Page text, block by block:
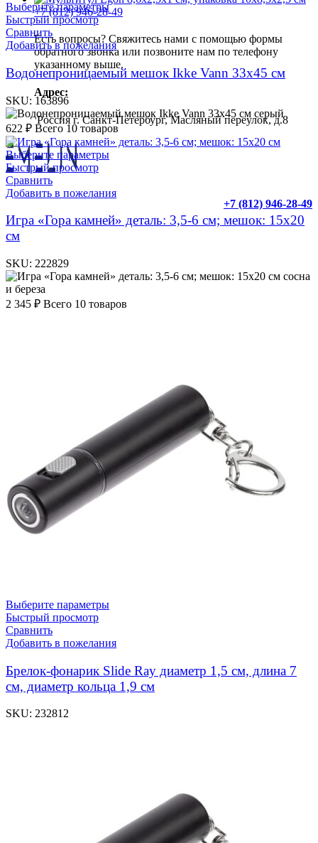
+7 (812) 946-28-49
Есть вопросы? Свяжитесь нами с помощью формы
обратного звонка или позвоните нам по телефону
указанному выше.
Адрес:
Россия г. Санкт-Петербург, Масляный переулок, д.8
+7 (812) 946-28-49
Выберите параметры
Быстрый просмотр
Сравнить
Добавить в пожелания
Водонепроницаемый мешок Ikke Vann 33х45 см
SKU: 163896
серый
622 ₽ Всего 10 товаров
Выберите параметры
Быстрый просмотр
Сравнить
Добавить в пожелания
Игра «Гора камней» деталь: 3,5-6 см; мешок: 15х20
см
SKU: 222829
сосна
и береза
2 345 ₽ Всего 10 товаров
Выберите параметры
Быстрый просмотр
Сравнить
Добавить в пожелания
Брелок-фонарик Slide Ray диаметр 1,5 см, длина 7
см, диаметр кольца 1,9 см
SKU: 232812